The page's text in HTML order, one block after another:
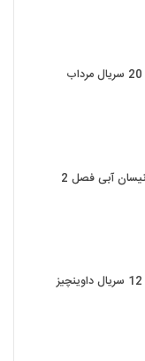
دانلود سریال نیسان آبی فصل 2